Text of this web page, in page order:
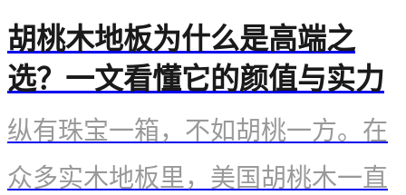
胡桃木地板为什么是高端之
选？一文看懂它的颜值与实力
​纵有珠宝一箱，不如胡桃一方。在
众多实木地板里，美国胡桃木一直